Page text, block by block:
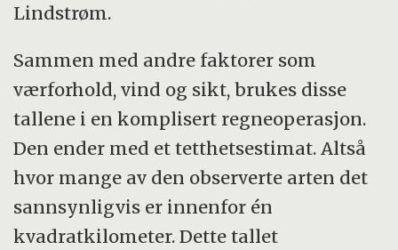
Lindstrøm.
Sammen med andre faktorer som
værforhold, vind og sikt, brukes disse
tallene i en komplisert regneoperasjon.
Den ender med et tetthetsestimat. Altså
hvor mange av den observerte arten det
sannsynligvis er innenfor én
kvadratkilometer. Dette tallet